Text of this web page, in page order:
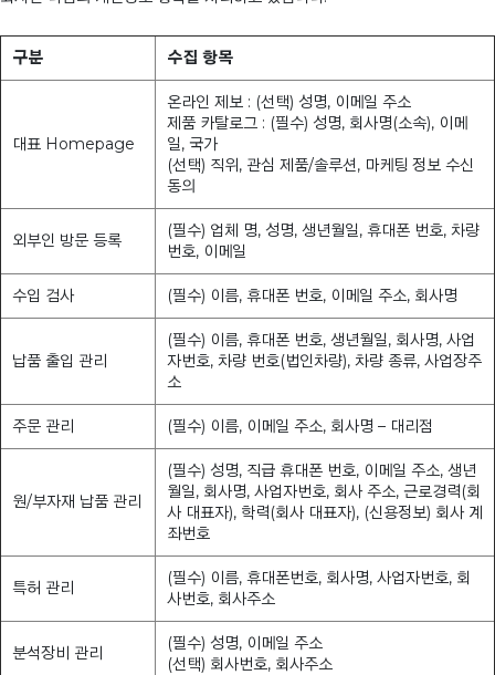
구분 수집 항목
대표 Homepage
온라인 제보 : (선택) 성명, 이메일 주소
제품 카탈로그 : (필수) 성명, 회사명(소속), 이메
일, 국가
(선택) 직위, 관심 제품/솔루션, 마케팅 정보 수신
동의
외부인 방문 등록
(필수) 업체 명, 성명, 생년월일, 휴대폰 번호, 차량
번호, 이메일
수입 검사 (필수) 이름, 휴대폰 번호, 이메일 주소, 회사명
납품 출입 관리
(필수) 이름, 휴대폰 번호, 생년월일, 회사명, 사업
자번호, 차량 번호(법인차량), 차량 종류, 사업장주
소
주문 관리 (필수) 이름, 이메일 주소, 회사명 – 대리점
원/부자재 납품 관리
(필수) 성명, 직급 휴대폰 번호, 이메일 주소, 생년
월일, 회사명, 사업자번호, 회사 주소, 근로경력(회
사 대표자), 학력(회사 대표자), (신용정보) 회사 계
좌번호
특허 관리
(필수) 이름, 휴대폰번호, 회사명, 사업자번호, 회
사번호, 회사주소
분석장비 관리
(필수) 성명, 이메일 주소
(선택) 회사번호, 회사주소